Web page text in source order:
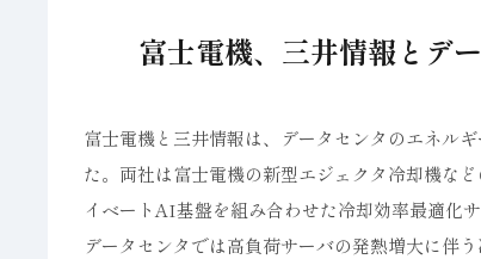
富士電機、三井情報とデ
富士電機と三井情報は、データセンタのエネル
た。両社は富士電機の新型エジェクタ冷却機な
イベートAI基盤を組み合わせた冷却効率最適化サ
データセンタでは高負荷サーバの発熱増大に伴